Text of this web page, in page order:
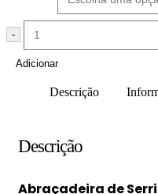
-
Adicionar
Descrição
Descrição
Abraçadeira de